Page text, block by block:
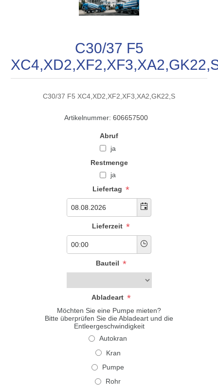
C30/37 F5
C30/37 F5 XC4,XD2,XF2,XF3,XA2,GK22,S
Artikelnummer: 606657500
Abruf
ja
Restmenge
ja
Liefertag *
Lieferzeit *
Bauteil *
Abladeart *
Möchten Sie eine Pumpe mieten?
Bitte überprüfen Sie die Abladeart und die
Entleergeschwindigkeit
Autokran
Kran
Pumpe
Rohr